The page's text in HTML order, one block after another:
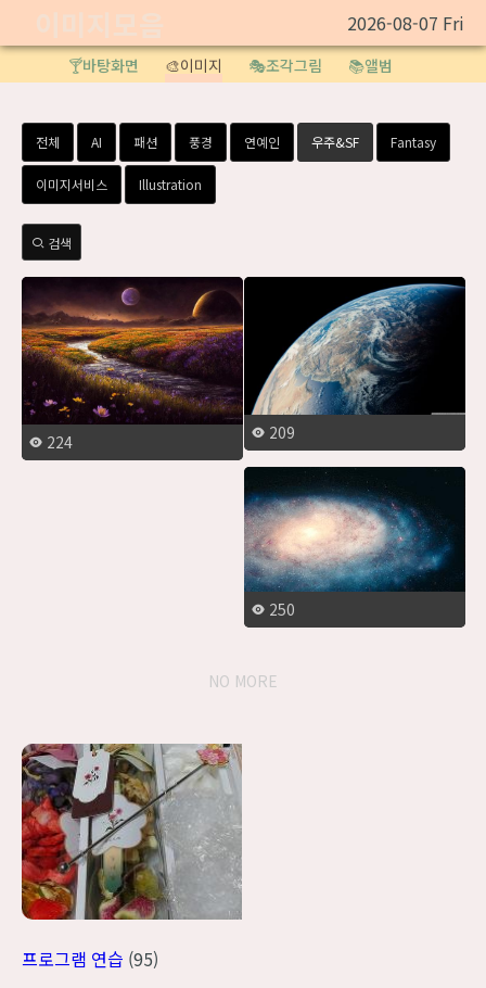
2026-08-07 Fri
🍸바탕화면 🎨이미지 🎭조각그림 📚앨범
전체 AI 패션 풍경 연예인 우주&SF Fantasy
이미지서비스 Illustration
검색
224 209
250
NO MORE
프로그램 연습 (95)